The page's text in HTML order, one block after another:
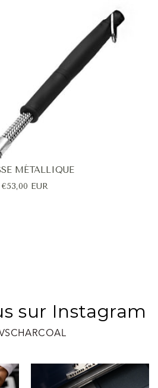
MÉTALLIQUE
€53,00 EUR
sur Instagram